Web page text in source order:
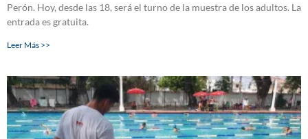
Perón. Hoy, desde las 18, será el turno de la muestra de los adultos. La
entrada es gratuita.
Leer Más >>